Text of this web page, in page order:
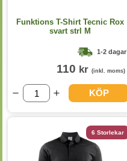
Funktions T-Shirt Tecnic Rox
svart strl M
1-2 dagar
110 kr (inkl. moms)
KÖP
6 Storlekar